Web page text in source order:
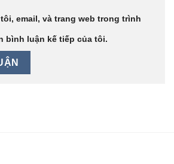
email, và trang web trong trình
bình luận kế tiếp của tôi.